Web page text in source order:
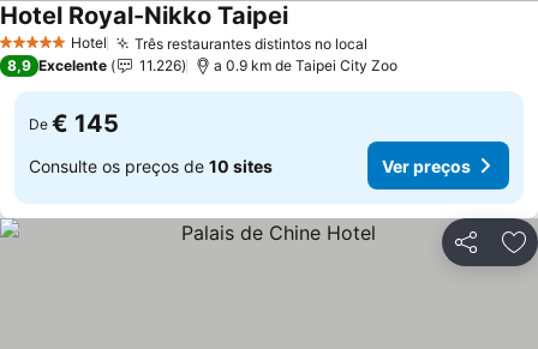
5 Estrelas Hotel Três restaurantes distintos no local
Hotel Royal-Nikko TaipeiVer preços
8,9 Excelente 11.226 a 0.9 km de Taipei City Zoo
De € 145
Consulte os preços de 10 sites Ver preços
Partilhar